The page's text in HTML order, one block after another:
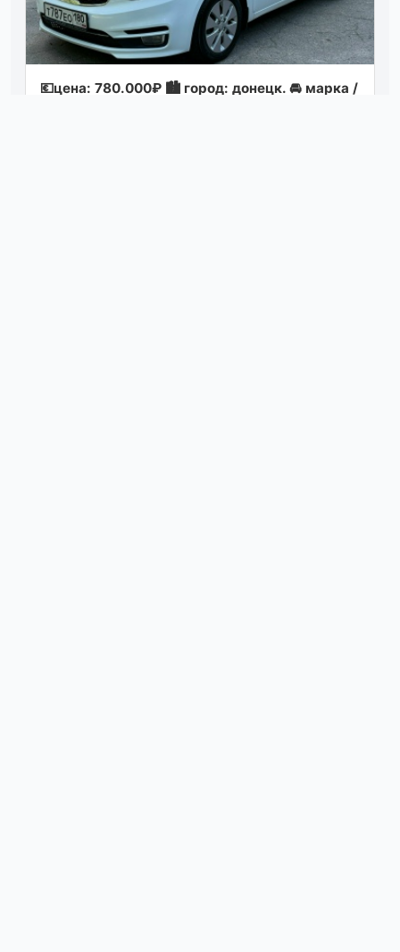
💶цeна: 780.000₽ 🏙️ гopoд: дoнeцк. 🚘 маpка /